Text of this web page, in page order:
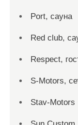
Port, сауна
Red сlub,
Respect,
S-Motors,
Stav-Motors